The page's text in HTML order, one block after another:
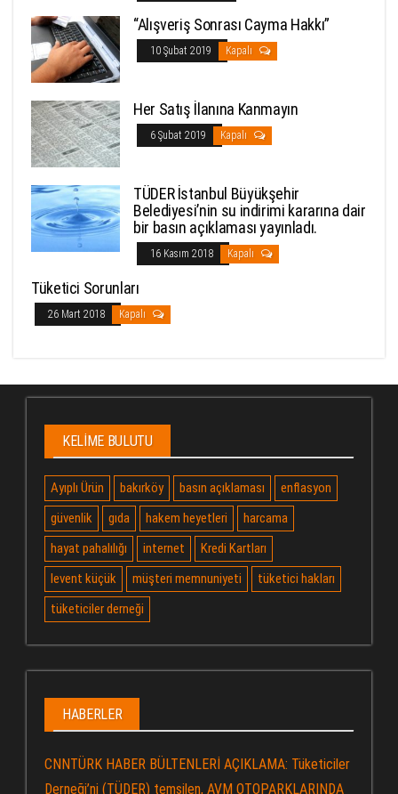
“Alışveriş Sonrası Cayma Hakkı”
10 Şubat 2019 Kapalı
Her Satış İlanına Kanmayın
6 Şubat 2019 Kapalı
TÜDER İstanbul Büyükşehir
Belediyesi’nin su indirimi kararına dair
bir basın açıklaması yayınladı.
16 Kasım 2018 Kapalı
Tüketici Sorunları
26 Mart 2018 Kapalı
KELIME BULUTU
Ayıplı Ürün bakırköy basın açıklaması
enflasyon
güvenlik
gıda hakem heyetleri
harcama
hayat pahalılığı
internet
Kredi Kartları
levent küçük
müşteri memnuniyeti
tüketici hakları
tüketiciler derneği
HABERLER
CNNTÜRK HABER BÜLTENLERİ AÇIKLAMA: Tüketiciler
Derneği’ni (TÜDER) temsilen, AVM OTOPARKLARINDA